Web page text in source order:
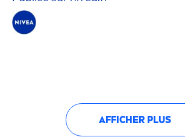
AFFICHER PLUS